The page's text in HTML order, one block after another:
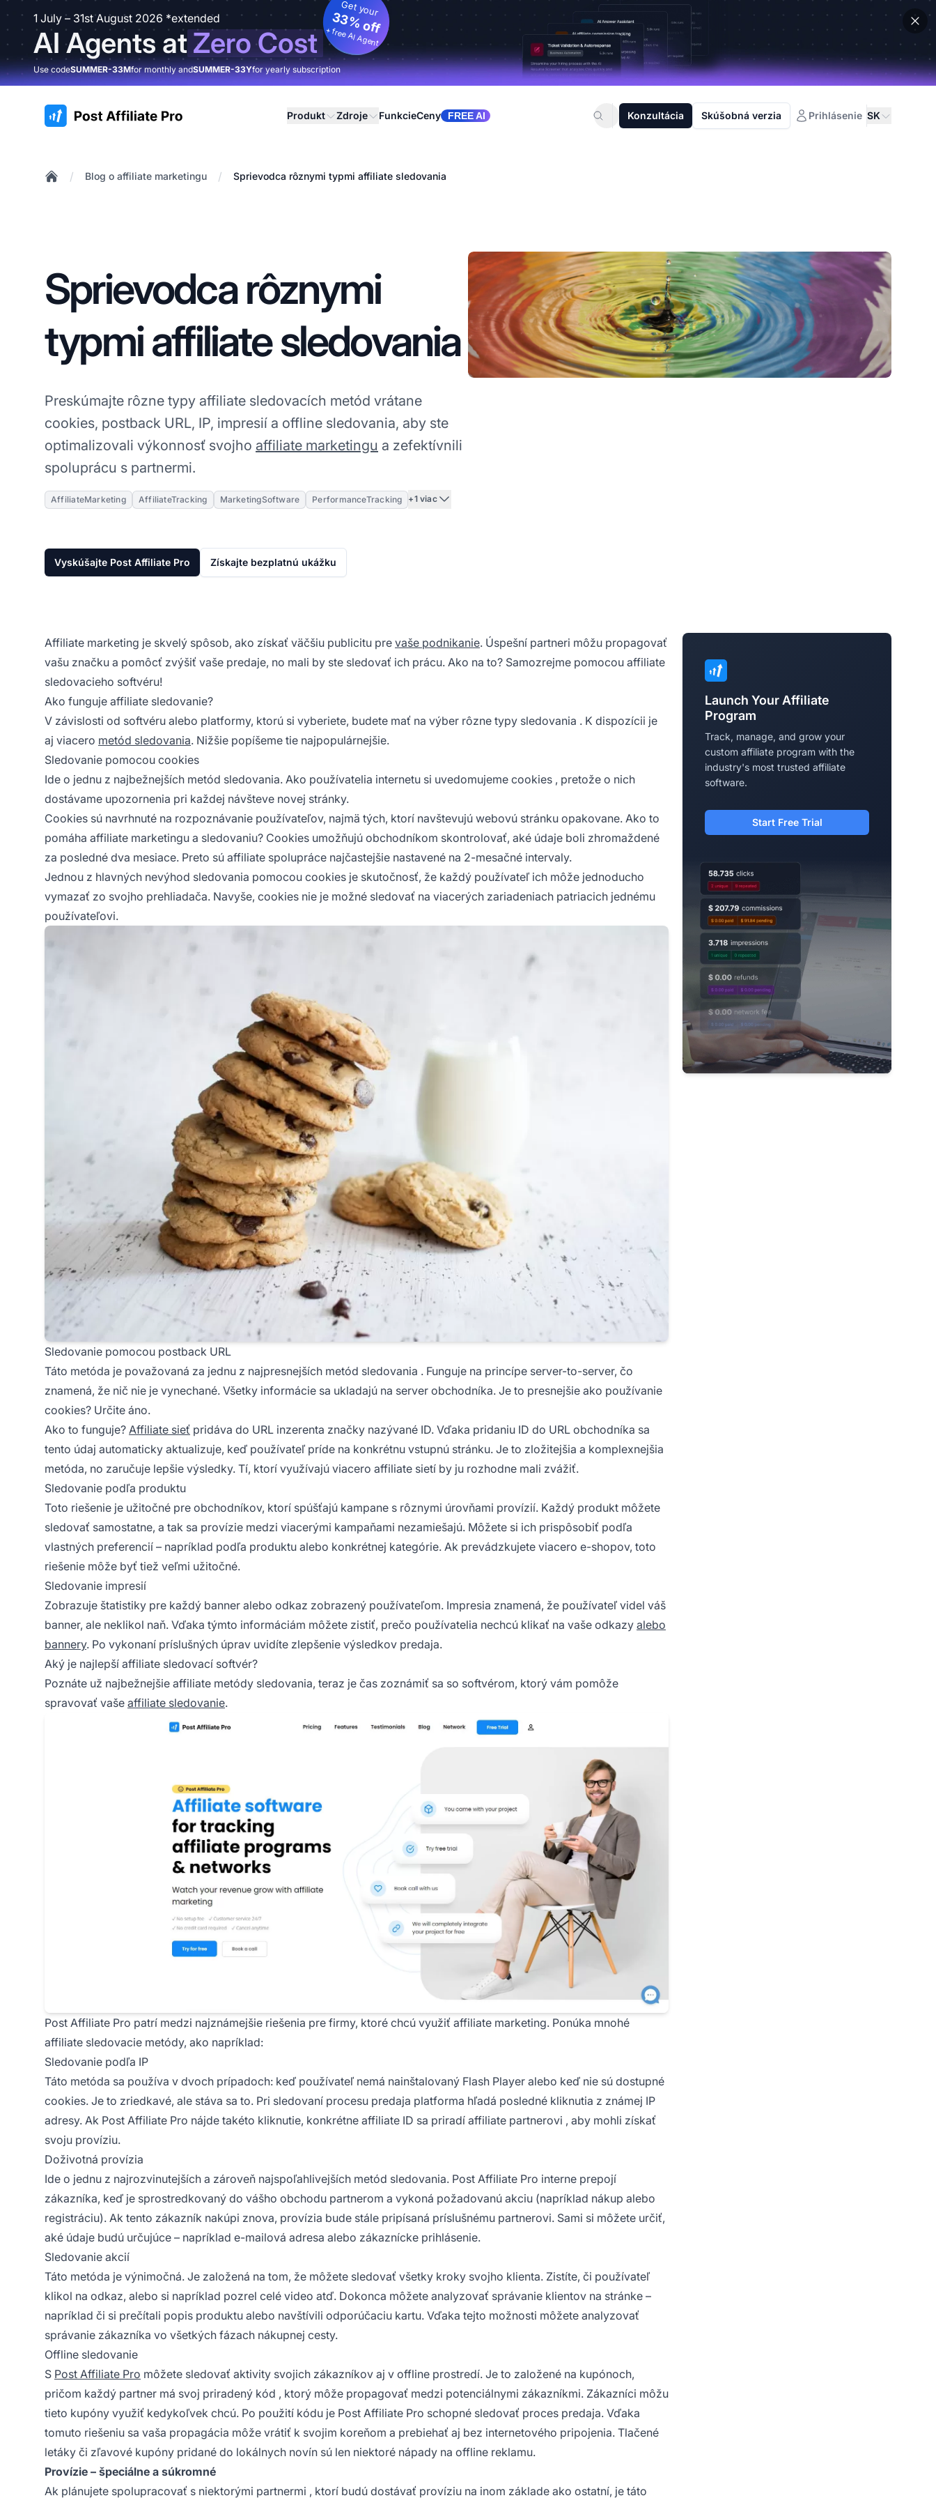
1 July – 31st August 2026 *extended
AI Agents atZero Cost
Get your
33% off
+ free AI Agent
Use codeSUMMER-33Mfor monthly andSUMMER-33Yfor yearly subscription
:site.title Produkt Zdroje FunkcieCeny FREE AI Konzultácia Skúšobná verzia Prihlásenie SK
/ Blog o affiliate marketingu / Sprievodca rôznymi typmi affiliate sledovania
Sprievodca rôznymi
typmi affiliate sledovania
Preskúmajte rôzne typy affiliate sledovacích metód vrátane
cookies, postback URL, IP, impresií a offline sledovania, aby ste
optimalizovali výkonnosť svojho affiliate marketingu a zefektívnili
spoluprácu s partnermi.
AffiliateMarketing AffiliateTracking MarketingSoftware PerformanceTracking +1 viac
Vyskúšajte Post Affiliate Pro Získajte bezplatnú ukážku
Affiliate marketing je skvelý spôsob, ako získať väčšiu publicitu pre vaše podnikanie. Úspešní partneri môžu propagovať
vašu značku a pomôcť zvýšiť vaše predaje, no mali by ste sledovať ich prácu. Ako na to? Samozrejme pomocou affiliate
sledovacieho softvéru!
Ako funguje affiliate sledovanie?
V závislosti od softvéru alebo platformy, ktorú si vyberiete, budete mať na výber rôzne typy sledovania . K dispozícii je
aj viacero metód sledovania. Nižšie popíšeme tie najpopulárnejšie.
Sledovanie pomocou cookies
Ide o jednu z najbežnejších metód sledovania. Ako používatelia internetu si uvedomujeme cookies , pretože o nich
dostávame upozornenia pri každej návšteve novej stránky.
Cookies sú navrhnuté na rozpoznávanie používateľov, najmä tých, ktorí navštevujú webovú stránku opakovane. Ako to
pomáha affiliate marketingu a sledovaniu? Cookies umožňujú obchodníkom skontrolovať, aké údaje boli zhromaždené
za posledné dva mesiace. Preto sú affiliate spolupráce najčastejšie nastavené na 2-mesačné intervaly.
Jednou z hlavných nevýhod sledovania pomocou cookies je skutočnosť, že každý používateľ ich môže jednoducho
vymazať zo svojho prehliadača. Navyše, cookies nie je možné sledovať na viacerých zariadeniach patriacich jednému
používateľovi.
Sledovanie pomocou postback URL
Táto metóda je považovaná za jednu z najpresnejších metód sledovania . Funguje na princípe server-to-server, čo
znamená, že nič nie je vynechané. Všetky informácie sa ukladajú na server obchodníka. Je to presnejšie ako používanie
cookies? Určite áno.
Ako to funguje? Affiliate sieť pridáva do URL inzerenta značky nazývané ID. Vďaka pridaniu ID do URL obchodníka sa
tento údaj automaticky aktualizuje, keď používateľ príde na konkrétnu vstupnú stránku. Je to zložitejšia a komplexnejšia
metóda, no zaručuje lepšie výsledky. Tí, ktorí využívajú viacero affiliate sietí by ju rozhodne mali zvážiť.
Sledovanie podľa produktu
Toto riešenie je užitočné pre obchodníkov, ktorí spúšťajú kampane s rôznymi úrovňami provízií. Každý produkt môžete
sledovať samostatne, a tak sa provízie medzi viacerými kampaňami nezamiešajú. Môžete si ich prispôsobiť podľa
vlastných preferencií – napríklad podľa produktu alebo konkrétnej kategórie. Ak prevádzkujete viacero e-shopov, toto
riešenie môže byť tiež veľmi užitočné.
Sledovanie impresií
Zobrazuje štatistiky pre každý banner alebo odkaz zobrazený používateľom. Impresia znamená, že používateľ videl váš
banner, ale neklikol naň. Vďaka týmto informáciám môžete zistiť, prečo používatelia nechcú klikať na vaše odkazy alebo
bannery. Po vykonaní príslušných úprav uvidíte zlepšenie výsledkov predaja.
Aký je najlepší affiliate sledovací softvér?
Poznáte už najbežnejšie affiliate metódy sledovania, teraz je čas zoznámiť sa so softvérom, ktorý vám pomôže
spravovať vaše affiliate sledovanie.
Post Affiliate Pro patrí medzi najznámejšie riešenia pre firmy, ktoré chcú využiť affiliate marketing. Ponúka mnohé
affiliate sledovacie metódy, ako napríklad:
Sledovanie podľa IP
Táto metóda sa používa v dvoch prípadoch: keď používateľ nemá nainštalovaný Flash Player alebo keď nie sú dostupné
cookies. Je to zriedkavé, ale stáva sa to. Pri sledovaní procesu predaja platforma hľadá posledné kliknutia z známej IP
adresy. Ak Post Affiliate Pro nájde takéto kliknutie, konkrétne affiliate ID sa priradí affiliate partnerovi , aby mohli získať
svoju províziu.
Doživotná provízia
Ide o jednu z najrozvinutejších a zároveň najspoľahlivejších metód sledovania. Post Affiliate Pro interne prepojí
zákazníka, keď je sprostredkovaný do vášho obchodu partnerom a vykoná požadovanú akciu (napríklad nákup alebo
registráciu). Ak tento zákazník nakúpi znova, provízia bude stále pripísaná príslušnému partnerovi. Sami si môžete určiť,
aké údaje budú určujúce – napríklad e-mailová adresa alebo zákaznícke prihlásenie.
Sledovanie akcií
Táto metóda je výnimočná. Je založená na tom, že môžete sledovať všetky kroky svojho klienta. Zistíte, či používateľ
klikol na odkaz, alebo si napríklad pozrel celé video atď. Dokonca môžete analyzovať správanie klientov na stránke –
napríklad či si prečítali popis produktu alebo navštívili odporúčaciu kartu. Vďaka tejto možnosti môžete analyzovať
správanie zákazníka vo všetkých fázach nákupnej cesty.
Offline sledovanie
S Post Affiliate Pro môžete sledovať aktivity svojich zákazníkov aj v offline prostredí. Je to založené na kupónoch,
pričom každý partner má svoj priradený kód , ktorý môže propagovať medzi potenciálnymi zákazníkmi. Zákazníci môžu
tieto kupóny využiť kedykoľvek chcú. Po použití kódu je Post Affiliate Pro schopné sledovať proces predaja. Vďaka
tomuto riešeniu sa vaša propagácia môže vrátiť k svojim koreňom a prebiehať aj bez internetového pripojenia. Tlačené
letáky či zľavové kupóny pridané do lokálnych novín sú len niektoré nápady na offline reklamu.
Provízie – špeciálne a súkromné
Ak plánujete spolupracovať s niektorými partnermi , ktorí budú dostávať províziu na inom základe ako ostatní, je táto
Launch Your Affiliate
Program
Track, manage, and grow your
custom affiliate program with the
industry's most trusted affiliate
software.
Start Free Trial